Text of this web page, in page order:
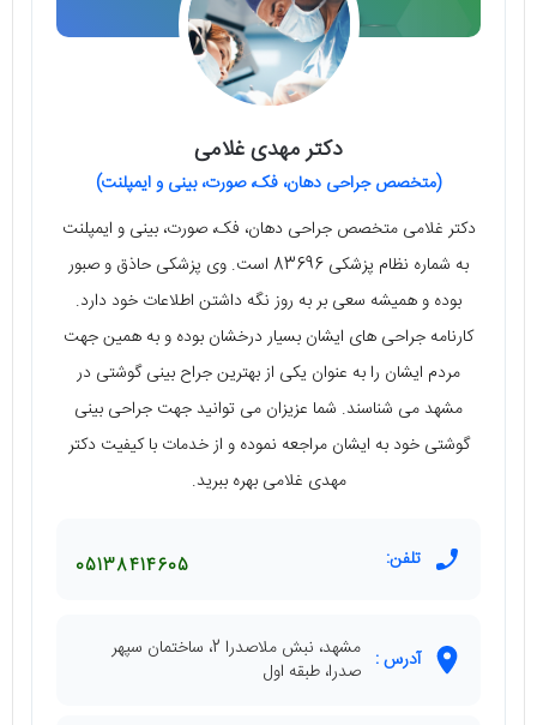
دکتر مهدی غلامی
(متخصص جراحی دهان، فک، صورت، بینی و ایمپلنت)
دکتر غلامی متخصص جراحی دهان، فک، صورت، بینی و ایمپلنت
به شماره نظام پزشکی 83696 است. وی پزشکی حاذق و صبور
بوده و همیشه سعی بر به روز نگه داشتن اطلاعات خود دارد.
کارنامه جراحی های ایشان بسیار درخشان بوده و به همین جهت
مردم ایشان را به عنوان یکی از بهترین جراح بینی گوشتی در
مشهد می شناسند. شما عزیزان می توانید جهت جراحی بینی
گوشتی خود به ایشان مراجعه نموده و از خدمات با کیفیت دکتر
مهدی غلامی بهره ببرید.
تلفن: 05138414605
آدرس :
مشهد، نبش ملاصدرا 2، ساختمان سپهر
صدرا، طبقه اول